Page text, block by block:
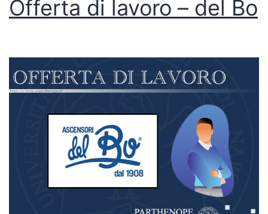
Offerta di lavoro – del Bo